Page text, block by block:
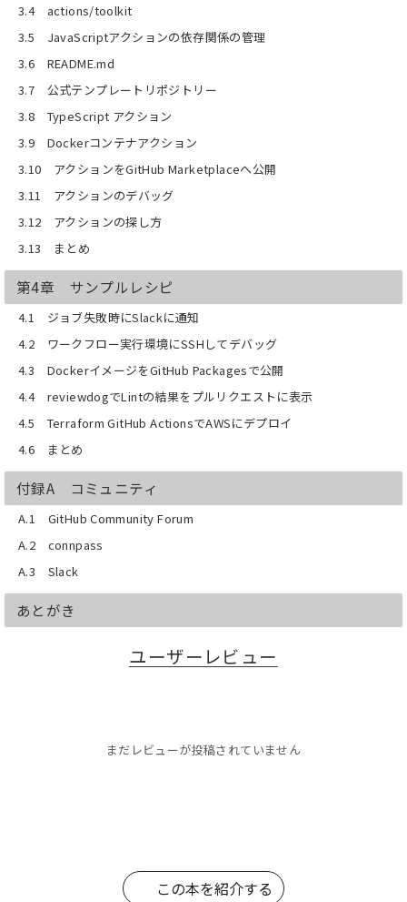
3.4 actions/toolkit
3.5 JavaScriptアクションの依存関係の管理
3.6 README.md
3.7 公式テンプレートリポジトリー
3.8 TypeScript アクション
3.9 Dockerコンテナアクション
3.10 アクションをGitHub Marketplaceへ公開
3.11 アクションのデバッグ
3.12 アクションの探し方
3.13 まとめ
第4章 サンプルレシピ
4.1 ジョブ失敗時にSlackに通知
4.2 ワークフロー実行環境にSSHしてデバッグ
4.3 DockerイメージをGitHub Packagesで公開
4.4 reviewdogでLintの結果をプルリクエストに表示
4.5 Terraform GitHub ActionsでAWSにデプロイ
4.6 まとめ
付録A コミュニティ
A.1 GitHub Community Forum
A.2 connpass
A.3 Slack
あとがき
ユーザーレビュー
まだレビューが投稿されていません
この本を紹介する